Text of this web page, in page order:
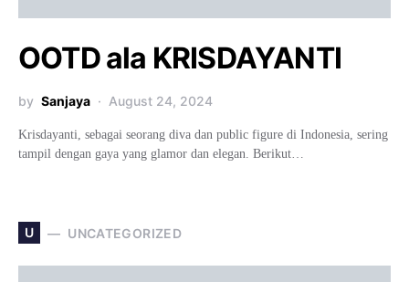
OOTD ala KRISDAYANTI
by Sanjaya August 24, 2024
Krisdayanti, sebagai seorang diva dan public figure di Indonesia, sering
tampil dengan gaya yang glamor dan elegan. Berikut…
U UNCATEGORIZED